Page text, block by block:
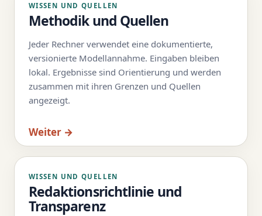
WISSEN UND QUELLEN
Methodik und Quellen
Jeder Rechner verwendet eine dokumentierte,
versionierte Modellannahme. Eingaben bleiben
lokal. Ergebnisse sind Orientierung und werden
zusammen mit ihren Grenzen und Quellen
angezeigt.
Weiter →
WISSEN UND QUELLEN
Redaktionsrichtlinie und
Transparenz